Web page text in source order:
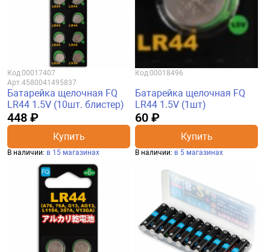
Код00017407
Арт.4580041495837
Батарейка щелочная FQ
LR44 1.5V (10шт. блистер)
448 ₽
Купить
В наличии: в 15 магазинах
Код00018496
Батарейка щелочная FQ
LR44 1.5V (1шт)
60 ₽
Купить
В наличии: в 5 магазинах